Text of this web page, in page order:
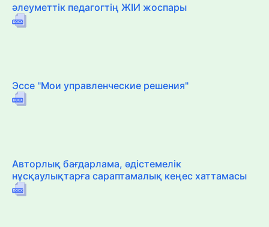
әлеуметтік педагогтің ЖІИ жоспары
Эссе "Мои управленческие решения"
Авторлық бағдарлама, әдістемелік
нұсқаулықтарға сараптамалық кеңес хаттамасы